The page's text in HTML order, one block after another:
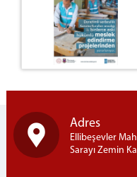
Adres
Ellibeşevler
Sarayı Zemin